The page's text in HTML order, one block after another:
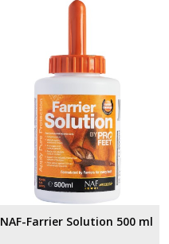
NAF-Farrier Solution 500 ml